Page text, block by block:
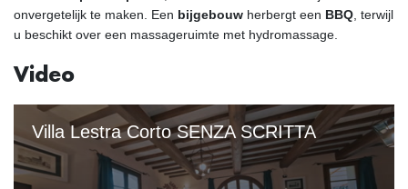
onvergetelijk te maken. Een bijgebouw herbergt een BBQ , terwijl
u beschikt over een massageruimte met hydromassage.
Video